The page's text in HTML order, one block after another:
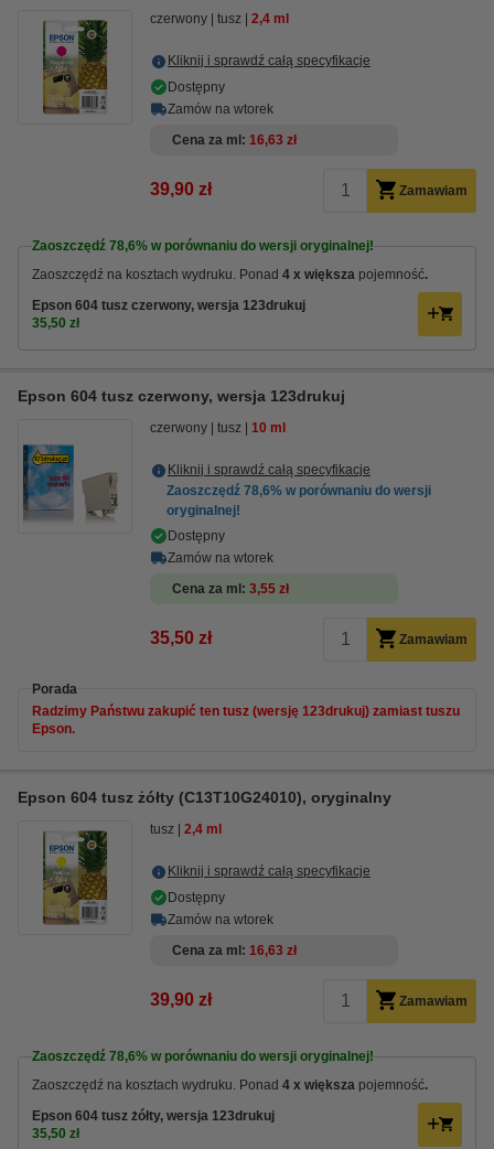
czerwony tusz 2,4 ml
Kliknij i sprawdź całą specyfikacje
Dostępny
Zamów na wtorek
Cena za ml
16,63 zł
39,90 zł Zamawiam
Zaoszczędź 78,6% w porównaniu do wersji oryginalnej!
Zaoszczędź na kosztach wydruku. Ponad 4 x większa pojemność.
Epson 604 tusz czerwony, wersja 123drukuj
35,50 zł
Epson 604 tusz czerwony, wersja 123drukuj
czerwony tusz 10 ml
Kliknij i sprawdź całą specyfikacje
Zaoszczędź 78,6% w porównaniu do wersji
oryginalnej!
Dostępny
Zamów na wtorek
Cena za ml
3,55 zł
35,50 zł Zamawiam
Porada
Radzimy Państwu zakupić ten tusz (wersję 123drukuj) zamiast tuszu
Epson.
Epson 604 tusz żółty (C13T10G24010), oryginalny
tusz 2,4 ml
Kliknij i sprawdź całą specyfikacje
Dostępny
Zamów na wtorek
Cena za ml
16,63 zł
39,90 zł Zamawiam
Zaoszczędź 78,6% w porównaniu do wersji oryginalnej!
Zaoszczędź na kosztach wydruku. Ponad 4 x większa pojemność.
Epson 604 tusz żółty, wersja 123drukuj
35,50 zł